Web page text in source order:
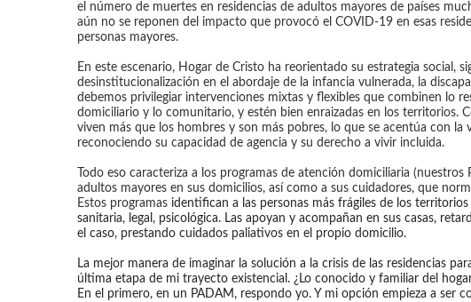
el número de muertes en residencias de adultos mayores de países
aún no se reponen del impacto que provocó el COVID-19 en esas
personas mayores.
En este escenario, Hogar de Cristo ha reorientado su estrategia social,
desinstitucionalización en el abordaje de la infancia vulnerada, la
debemos privilegiar intervenciones mixtas y flexibles que combinen lo
domiciliario y lo comunitario, y estén bien enraizadas en los territorios.
viven más que los hombres y son más pobres, lo que se acentúa con la
reconociendo su capacidad de agencia y su derecho a vivir incluida.
Todo eso caracteriza a los programas de atención domiciliaria
adultos mayores en sus domicilios, así como a sus cuidadores, que
Estos programas identifican a las personas más frágiles de los
sanitaria, legal, psicológica. Las apoyan y acompañan en sus casas,
el caso, prestando cuidados paliativos en el propio domicilio.
La mejor manera de imaginar la solución a la crisis de las residencias
última etapa de mi trayecto existencial. ¿Lo conocido y familiar del
En el primero, en un PADAM, respondo yo. Y mi opción empieza a ser